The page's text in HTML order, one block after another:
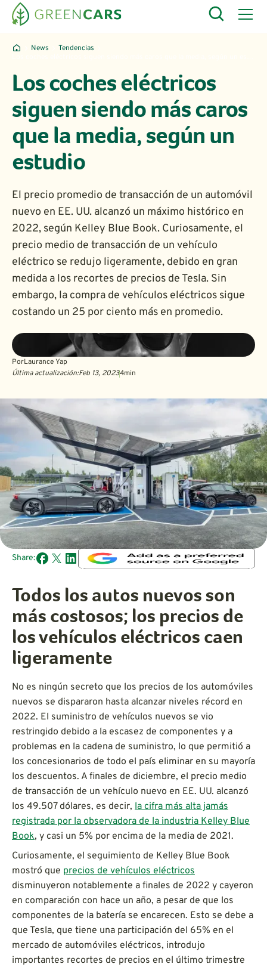
News
Tendencias
Los coches eléctricos
siguen siendo más caros
que la media, según un
estudio
El precio promedio de transacción de un automóvil
nuevo en EE. UU. alcanzó un máximo histórico en
2022, según Kelley Blue Book. Curiosamente, el
precio medio de transacción de un vehículo
eléctrico se redujo ligeramente, debido en gran
medida a los recortes de precios de Tesla. Sin
embargo, la compra de vehículos eléctricos sigue
costando un 25 por ciento más en promedio.
PorLaurance Yap
Última actualización:Feb 13, 20234min
Share:
Todos los autos nuevos son
más costosos; los precios de
los vehículos eléctricos caen
ligeramente
No es ningún secreto que los precios de los automóviles
nuevos se dispararon hasta alcanzar niveles récord en
2022. El suministro de vehículos nuevos se vio
restringido debido a la escasez de componentes y a
problemas en la cadena de suministro, lo que permitió a
los concesionarios de todo el país eliminar en su mayoría
los descuentos. A finales de diciembre, el precio medio
de transacción de un vehículo nuevo en EE. UU. alcanzó
los 49.507 dólares, es decir, la cifra más alta jamás
registrada por la observadora de la industria Kelley Blue
Book, y casi un 5% por encima de la media de 2021.
Curiosamente, el seguimiento de Kelley Blue Book
mostró que precios de vehículos eléctricos
disminuyeron notablemente a finales de 2022 y cayeron
en comparación con hace un año, a pesar de que los
componentes de la batería se encarecen. Esto se debe a
que Tesla, que tiene una participación del 65% en el
mercado de automóviles eléctricos, introdujo
importantes recortes de precios en el último trimestre